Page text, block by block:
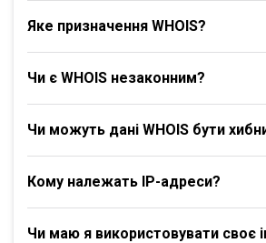
Яке призначення WHOIS?
Чи є WHOIS незаконним?
Чи можуть дані WHOIS бути
Кому належать IP-адреси?
Чи маю я використовувати своє